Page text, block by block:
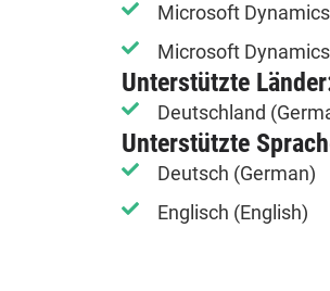
Microsoft
Microsoft
Unterstützte
Deutschland
Unterstützte
Deutsch (German)
Englisch (English)